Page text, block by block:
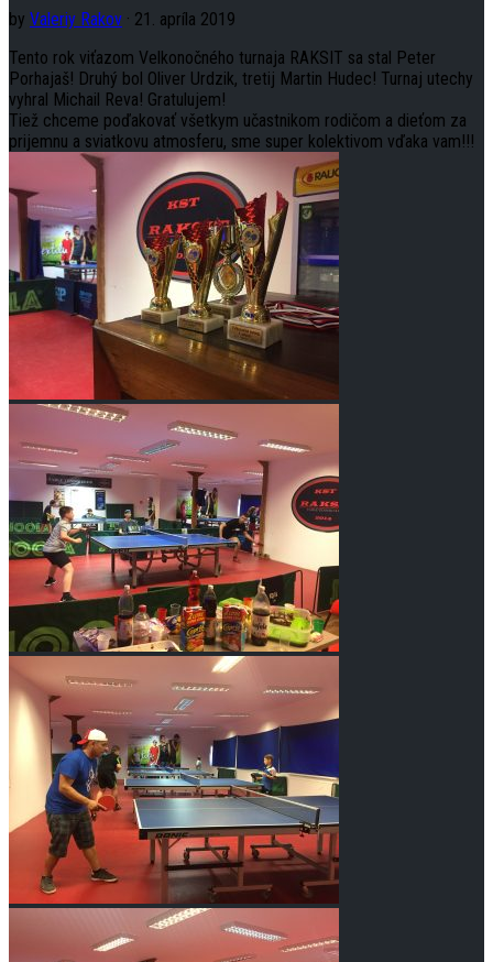
by Valeriy Rakov · 21. apríla 2019
Tento rok viťazom Velkonočného turnaja RAKSIT sa stal Peter
Porhajaš! Druhý bol Oliver Urdzik, tretij Martin Hudec! Turnaj utechy
vyhral Michail Reva! Gratulujem!
Tiež chceme poďakovať všetkym učastnikom rodičom a dieťom za
prijemnu a sviatkovu atmosferu, sme super kolektivom vďaka vam!!!